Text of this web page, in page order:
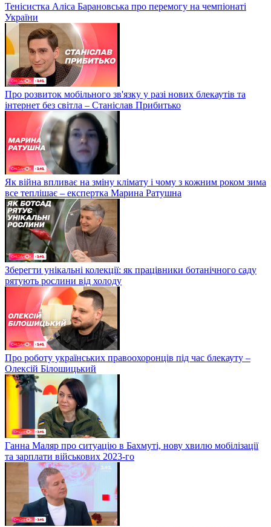
Тенісистка Аліса Барановська про перемогу на чемпіонаті
України
Про розвиток мобільного зв'язку у разі нових блекаутів та
інтернет без світла – Станіслав Прибитько
Як війна впливає на зміну клімату і чому з кожним роком зима
все теплішає – експертка Марина Ратушна
Зберегти унікальні колекції: як працівники ботанічного саду
рятують рослини від холоду
Про роботу українських правоохоронців під час блекауту –
Олексій Білошицький
Ганна Маляр про ситуацію в Бахмуті, нову хвилю мобілізації
та зарплати військових 2023-го